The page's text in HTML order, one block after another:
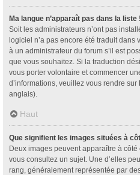
Ma langue n’apparaît pas dans la liste !
Soit les administrateurs n’ont pas
logiciel n’a pas encore été traduit dans
à un administrateur du forum s’il est
que vous souhaitez. Si la traduction
vous porter volontaire et commencer
d’informations, veuillez vous rendre sur
anglais).
Haut
Que signifient les images situées à
Deux images peuvent apparaître à
vous consultez un sujet. Une d’elles
rang, généralement représentée par